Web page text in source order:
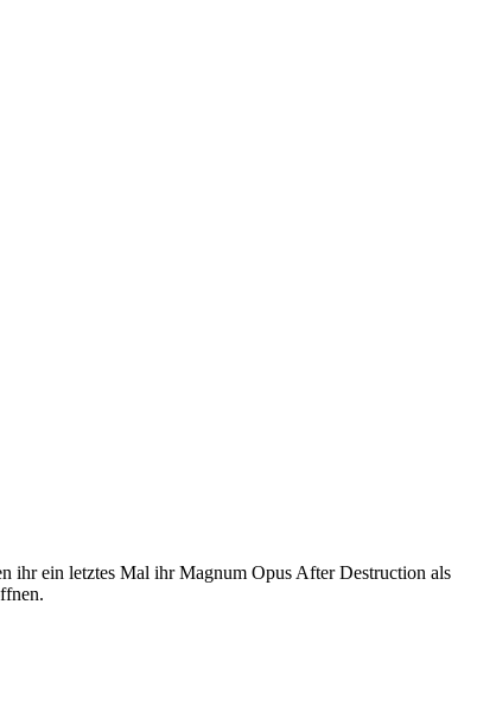
ihr ein letztes Mal ihr Magnum Opus After Destruction als